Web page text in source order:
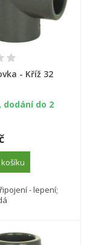
- Kříž 32
dodání do 2
- lepení;